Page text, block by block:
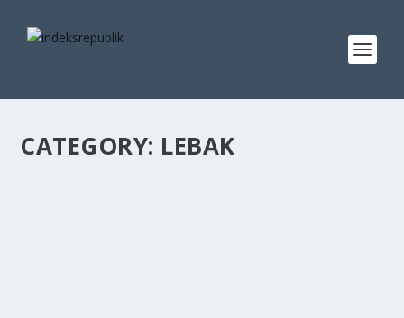
CATEGORY: LEBAK